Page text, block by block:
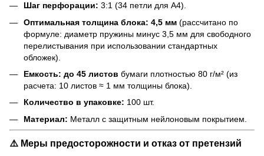
Шаг перфорации: 3:1 (34 петли для А4).
Оптимальная толщина блока: 4,5 мм (рассчитано по
формуле: диаметр пружины минус 3,5 мм для свободного
перелистывания при использовании стандартных
обложек).
Емкость: до 45 листов бумаги плотностью 80 г/м² (из
расчета: 10 листов ≈ 1 мм толщины блока).
Количество в упаковке: 100 шт.
Материал: Металл с защитным нейлоновым покрытием.
⚠️ Меры предосторожности и отказ от претензий